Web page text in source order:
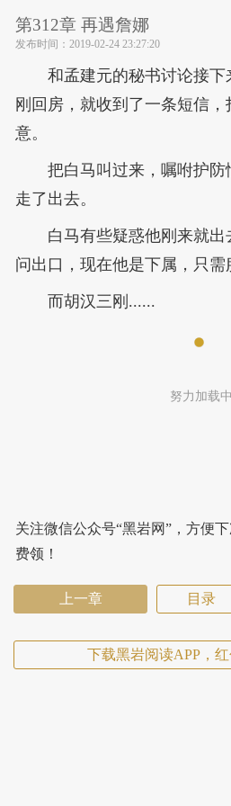
第312章 再遇詹娜
发布时间： 2019-02-24 23:27:20
和孟建元的秘书讨论接
刚回房，就收到了一条短信
意。
把白马叫过来，嘱咐护
走了出去。
白马有些疑惑他刚来就
问出口，现在他是下属，只需
而胡汉三刚......
努力加载中
关注微信公众号“黑岩网”，方便
费领！
上一章 目录
下载黑岩阅读APP，